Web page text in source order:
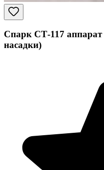
Спарк СТ-117 аппарат
насадки)